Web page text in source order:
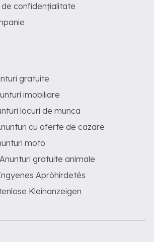
confidențialitate
gratuite
imobiliare
locuri de munca
cu oferte de cazare
moto
gratuite animale
Apróhirdetés
Kleinanzeigen